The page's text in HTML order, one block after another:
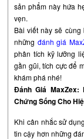
sản phẩm này hứa
vẹn.
Bài viết này sẽ
những đánh giá
phân tích kỹ lưỡng
gần gũi, tích cực để
khám phá nhé!
Đánh Giá
Chứng Sống Cho
Khi cân nhắc sử
tin cậy hơn những